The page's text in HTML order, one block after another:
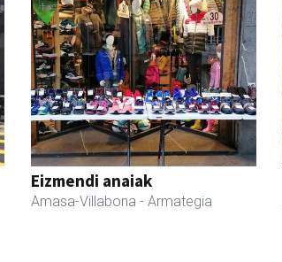
Eizmendi anaiak
Amasa-Villabona - Armategia